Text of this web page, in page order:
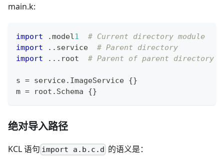
main.k:
import .model 1
# Current directory module
import
. . service # Parent directory
import
. . . root # Parent of parent directory
s = service. ImageService {}
m = root . Schema {}
绝对导入路径
KCL 语句 import a.b.c.d 的语义是：